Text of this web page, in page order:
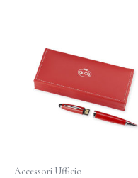
Accessori Ufficio